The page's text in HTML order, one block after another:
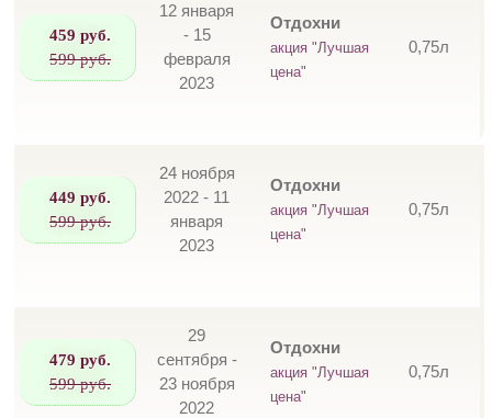
459 руб.
599 руб.
12 января
- 15
февраля
2023
Отдохни
акция "Лучшая
цена"
0,75л
449 руб.
599 руб.
24 ноября
2022 - 11
января
2023
Отдохни
акция "Лучшая
цена"
0,75л
479 руб.
599 руб.
29
сентября -
23 ноября
2022
Отдохни
акция "Лучшая
цена"
0,75л